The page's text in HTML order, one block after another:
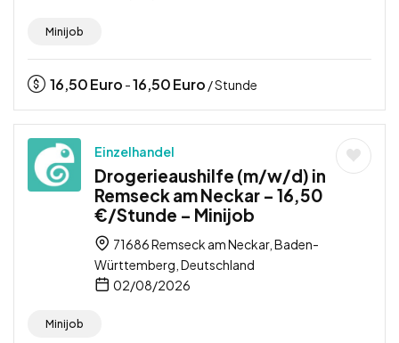
Minijob
16,50Euro -16,50Euro / Stunde
Einzelhandel
Drogerieaushilfe (m/w/d) in
Remseck am Neckar – 16,50
€/Stunde – Minijob
71686 Remseck am Neckar, Baden-
Württemberg, Deutschland
02/08/2026
Minijob